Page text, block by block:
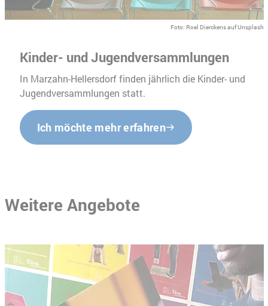
Foto: Roel Dierckens auf Unsplash
Kinder- und Jugendversammlungen
In Marzahn-Hellersdorf finden jährlich die Kinder- und
Jugendversammlungen statt.
Ich möchte mehr erfahren
Weitere Angebote